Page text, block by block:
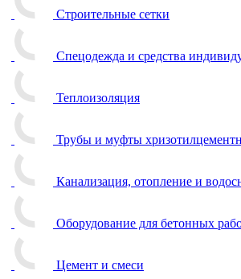
Строительные сетки
Спецодежда и средства
Теплоизоляция
Трубы и муфты
Канализация, отопление и
Оборудование для бетонных
Цемент и смеси